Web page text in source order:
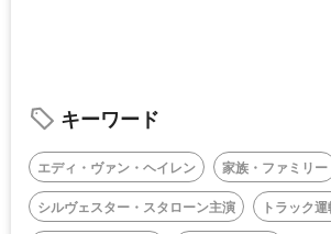
キーワード
エディ・ヴァン・ヘイレン
家族・ファミリー
シルヴェスター・スタローン主演
トラック